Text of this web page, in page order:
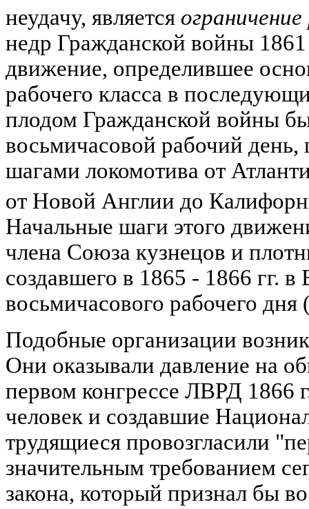
неудачу, является
недр Гражданской войны
движение, определившее
рабочего класса в
плодом Гражданской войны
восьмичасовой рабочий
шагами локомотива от
от Новой Англии до
Начальные шаги этого
члена Союза кузнецов и
создавшего в 1865 - 1866 гг. в
восьмичасового рабочего
Подобные организации
Они оказывали давление на
первом конгрессе ЛВРД 1866
человек и создавшие
трудящиеся провозгласили
значительным требованием
закона, который признал бы